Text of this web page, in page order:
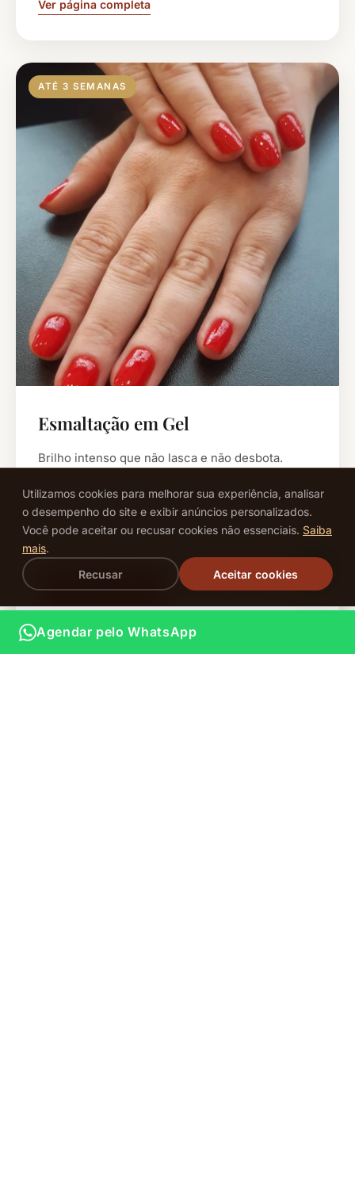
Ver página completa
ATÉ 3 SEMANAS
Esmaltação em Gel
Brilho intenso que não lasca e não desbota.
efeito espelhado. A escolha de quem quer unhas
impecáveis por semanas — com ou sem
alongamento.
Ver página completa
Agendar pelo WhatsApp
Utilizamos cookies para melhorar sua experiência, analisar
o desempenho do site e exibir anúncios personalizados.
Você pode aceitar ou recusar cookies não essenciais. Saiba
mais.
Recusar
Aceitar cookies